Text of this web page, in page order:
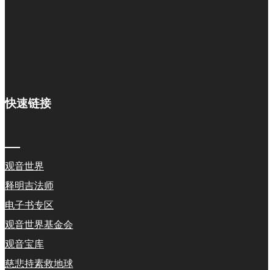
快速链接
观音世界
释明吉法师
电子书专区
观音世界基金会
观音宝库
慈悲持素救地球